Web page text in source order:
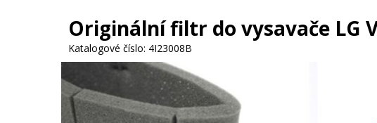
Originální filtr do vysavače LG
Katalogové číslo: 4I23008B